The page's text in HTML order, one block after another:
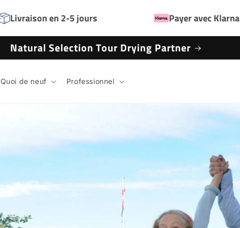
Livraison en 2-5 jours Payer avec Klarna
Natural Selection Tour Drying Partner
Quoi de neuf Professionnel